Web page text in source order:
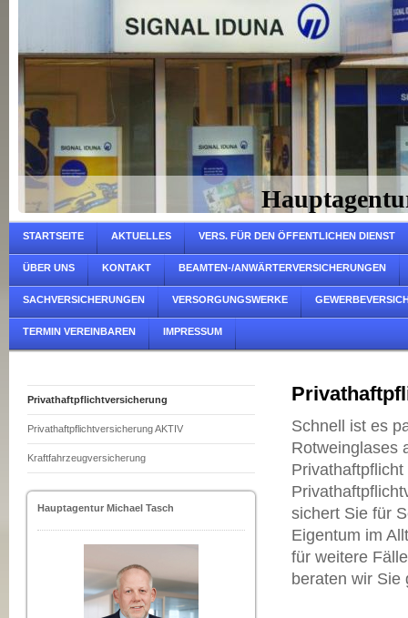
STARTSEITE AKTUELLES VERS. FÜR DEN ÖFFENTLICHEN DIENST
ÜBER UNS KONTAKT BEAMTEN-/ANWÄRTERVERSICHERUNGEN
SACHVERSICHERUNGEN VERSORGUNGSWERKE
TERMIN VEREINBAREN IMPRESSUM
Privathaftpflichtversicherung
Privathaftpflichtversicherung AKTIV
Kraftfahrzeugversicherung
Hauptagentur Michael Tasch
Schnell ist es
Rotweinglases
sichert Sie für
Eigentum im
für weitere
beraten wir Sie